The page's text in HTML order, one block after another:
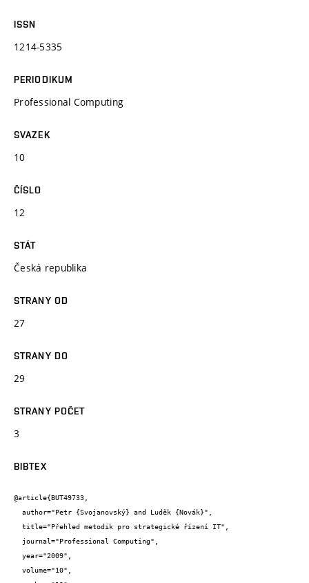
ISSN
1214-5335
PERIODIKUM
Professional Computing
SVAZEK
10
ČÍSLO
12
STÁT
Česká republika
STRANY OD
27
STRANY DO
29
STRANY POČET
3
BIBTEX
@article{BUT49733,